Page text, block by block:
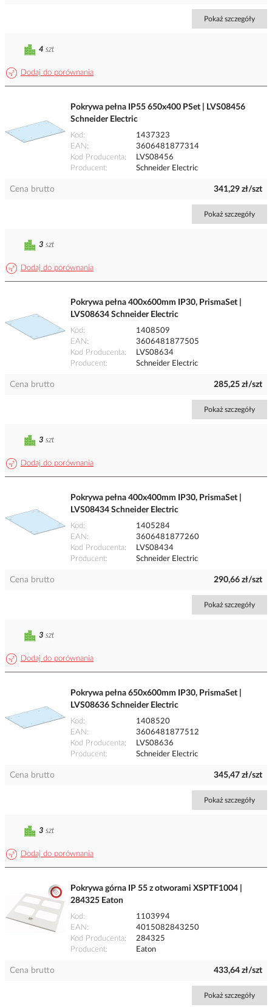
Pokaż szczegóły
Dodaj do porównania
4 szt
Pokrywa pełna IP55 650x400 PSet | LVS08456
Schneider Electric
Kod
1437323
EAN
3606481877314
Kod Producenta
LVS08456
Producent
Schneider Electric
Cena brutto 341,29 zł/szt
Pokaż szczegóły
Dodaj do porównania
3 szt
Pokrywa pełna 400x600mm IP30, PrismaSet |
LVS08634 Schneider Electric
Kod
1408509
EAN
3606481877505
Kod Producenta
LVS08634
Producent
Schneider Electric
Cena brutto 285,25 zł/szt
Pokaż szczegóły
Dodaj do porównania
3 szt
Pokrywa pełna 400x400mm IP30, PrismaSet |
LVS08434 Schneider Electric
Kod
1405284
EAN
3606481877260
Kod Producenta
LVS08434
Producent
Schneider Electric
Cena brutto 290,66 zł/szt
Pokaż szczegóły
Dodaj do porównania
3 szt
Pokrywa pełna 650x600mm IP30, PrismaSet |
LVS08636 Schneider Electric
Kod
1408520
EAN
3606481877512
Kod Producenta
LVS08636
Producent
Schneider Electric
Cena brutto 345,47 zł/szt
Pokaż szczegóły
Dodaj do porównania
3 szt
Pokrywa górna IP 55 z otworami XSPTF1004 |
284325 Eaton
Kod
1103994
EAN
4015082843250
Kod Producenta
284325
Producent
Eaton
Cena brutto 433,64 zł/szt
Pokaż szczegóły